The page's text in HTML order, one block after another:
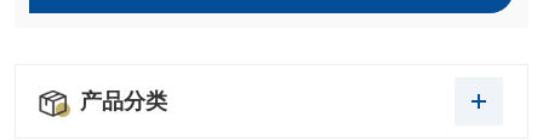
产品分类